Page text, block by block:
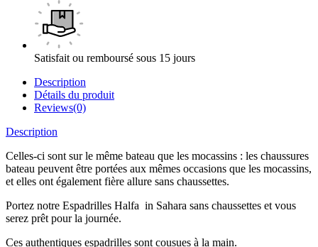
Satisfait ou remboursé sous 15 jours
Description
Détails du produit
Reviews(0)
Description
Celles-ci sont sur le même bateau que les mocassins : les chaussures
bateau peuvent être portées aux mêmes occasions que les mocassins,
et elles ont également fière allure sans chaussettes.
Portez notre Espadrilles Halfa in Sahara sans chaussettes et vous
serez prêt pour la journée.
Ces authentiques espadrilles sont cousues à la main.